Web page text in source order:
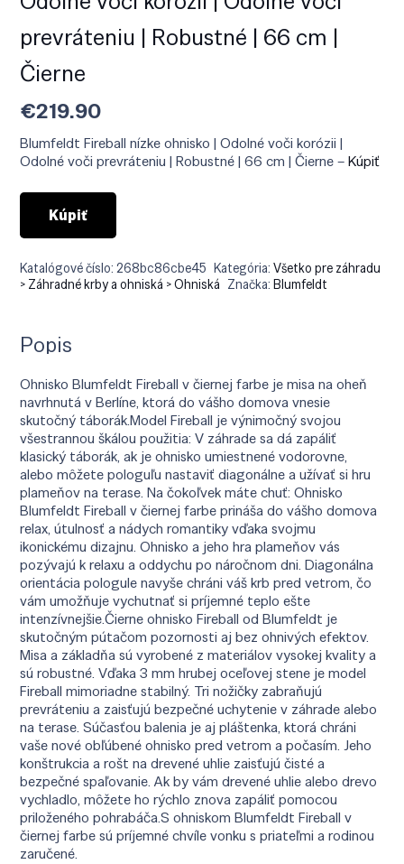
prevráteniu | Robustné | 66 cm |
Čierne
€219.90
Blumfeldt Fireball nízke ohnisko | Odolné voči korózii |
Odolné voči prevráteniu | Robustné | 66 cm | Čierne –Kúpiť
Kúpiť
Katalógové číslo:268bc86cbe45 Kategória:Všetko pre záhradu
> Záhradné krby a ohniská > Ohniská Značka:Blumfeldt
Popis
Ohnisko Blumfeldt Fireball v čiernej farbe je misa na oheň
navrhnutá v Berlíne, ktorá do vášho domova vnesie
skutočný táborák.Model Fireball je výnimočný svojou
všestrannou škálou použitia: V záhrade sa dá zapáliť
klasický táborák, ak je ohnisko umiestnené vodorovne,
alebo môžete pologuľu nastaviť diagonálne a užívať si hru
plameňov na terase. Na čokoľvek máte chuť: Ohnisko
Blumfeldt Fireball v čiernej farbe prináša do vášho domova
relax, útulnosť a nádych romantiky vďaka svojmu
ikonickému dizajnu. Ohnisko a jeho hra plameňov vás
pozývajú k relaxu a oddychu po náročnom dni. Diagonálna
orientácia pologule navyše chráni váš krb pred vetrom, čo
vám umožňuje vychutnať si príjemné teplo ešte
intenzívnejšie.Čierne ohnisko Fireball od Blumfeldt je
skutočným pútačom pozornosti aj bez ohnivých efektov.
Misa a základňa sú vyrobené z materiálov vysokej kvality a
sú robustné. Vďaka 3 mm hrubej oceľovej stene je model
Fireball mimoriadne stabilný. Tri nožičky zabraňujú
prevráteniu a zaisťujú bezpečné uchytenie v záhrade alebo
na terase. Súčasťou balenia je aj pláštenka, ktorá chráni
vaše nové obľúbené ohnisko pred vetrom a počasím. Jeho
konštrukcia a rošt na drevené uhlie zaisťujú čisté a
bezpečné spaľovanie. Ak by vám drevené uhlie alebo drevo
vychladlo, môžete ho rýchlo znova zapáliť pomocou
priloženého pohrabáča.S ohniskom Blumfeldt Fireball v
čiernej farbe sú príjemné chvíle vonku s priateľmi a rodinou
zaručené.